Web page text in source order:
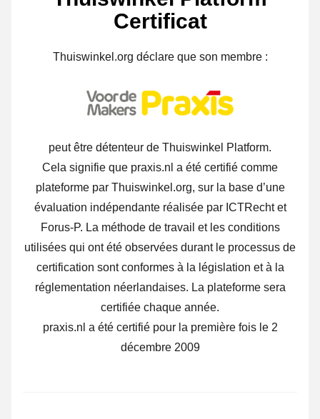
Certificat
Thuiswinkel.org déclare que son membre :
peut être détenteur de Thuiswinkel Platform.
Cela signifie que praxis.nl a été certifié comme
plateforme par Thuiswinkel.org, sur la base d’une
évaluation indépendante réalisée par ICTRecht et
Forus-P. La méthode de travail et les conditions
utilisées qui ont été observées durant le processus de
certification sont conformes à la législation et à la
réglementation néerlandaises. La plateforme sera
certifiée chaque année.
praxis.nl a été certifié pour la première fois le 2
décembre 2009